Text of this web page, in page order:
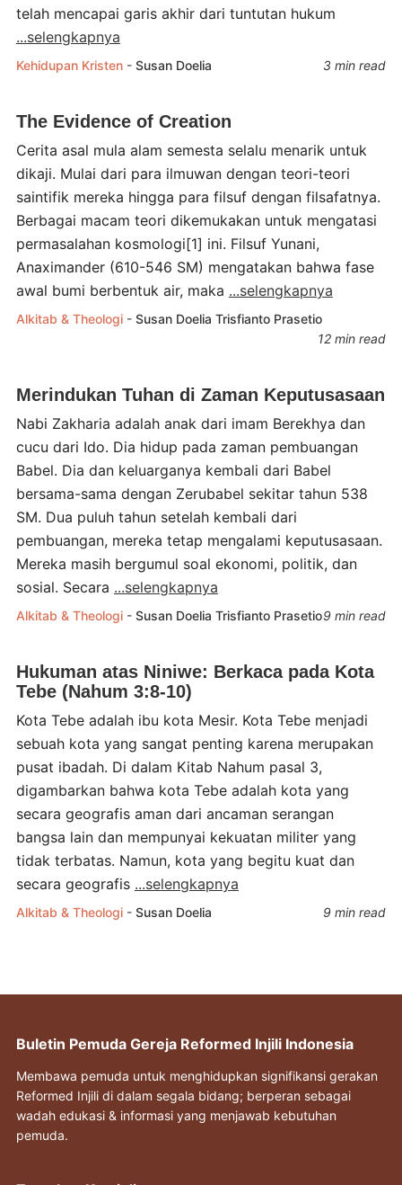
telah mencapai garis akhir dari tuntutan hukum
...selengkapnya
Kehidupan Kristen - Susan Doelia 3 min read
The Evidence of Creation
Cerita asal mula alam semesta selalu menarik untuk
dikaji. Mulai dari para ilmuwan dengan teori-teori
saintifik mereka hingga para filsuf dengan filsafatnya.
Berbagai macam teori dikemukakan untuk mengatasi
permasalahan kosmologi[1] ini. Filsuf Yunani,
Anaximander (610-546 SM) mengatakan bahwa fase
awal bumi berbentuk air, maka ...selengkapnya
Alkitab & Theologi - Susan Doelia Trisfianto Prasetio
12 min read
Merindukan Tuhan di Zaman Keputusasaan
Nabi Zakharia adalah anak dari imam Berekhya dan
cucu dari Ido. Dia hidup pada zaman pembuangan
Babel. Dia dan keluarganya kembali dari Babel
bersama-sama dengan Zerubabel sekitar tahun 538
SM. Dua puluh tahun setelah kembali dari
pembuangan, mereka tetap mengalami keputusasaan.
Mereka masih bergumul soal ekonomi, politik, dan
sosial. Secara ...selengkapnya
Alkitab & Theologi - Susan Doelia Trisfianto Prasetio9 min read
Hukuman atas Niniwe: Berkaca pada Kota
Tebe (Nahum 3:8-10)
Kota Tebe adalah ibu kota Mesir. Kota Tebe menjadi
sebuah kota yang sangat penting karena merupakan
pusat ibadah. Di dalam Kitab Nahum pasal 3,
digambarkan bahwa kota Tebe adalah kota yang
secara geografis aman dari ancaman serangan
bangsa lain dan mempunyai kekuatan militer yang
tidak terbatas. Namun, kota yang begitu kuat dan
secara geografis ...selengkapnya
Alkitab & Theologi - Susan Doelia 9 min read
Buletin Pemuda Gereja Reformed Injili Indonesia
Membawa pemuda untuk menghidupkan signifikansi gerakan
Reformed Injili di dalam segala bidang; berperan sebagai
wadah edukasi & informasi yang menjawab kebutuhan
pemuda.